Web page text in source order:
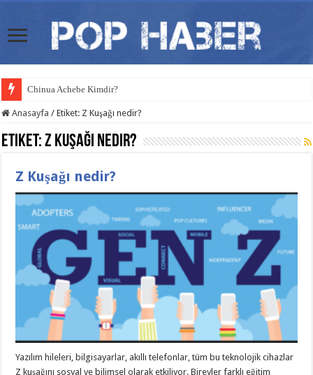
Chinua Achebe Kimdir?
Anasayfa / Etiket: Z Kuşağı nedir?
Etiket:Z Kuşağı nedir?
Z Kuşağı nedir?
Yazılım hileleri, bilgisayarlar, akıllı telefonlar, tüm bu teknolojik cihazlar
Z kuşağını sosyal ve bilimsel olarak etkiliyor. Bireyler farklı eğitim